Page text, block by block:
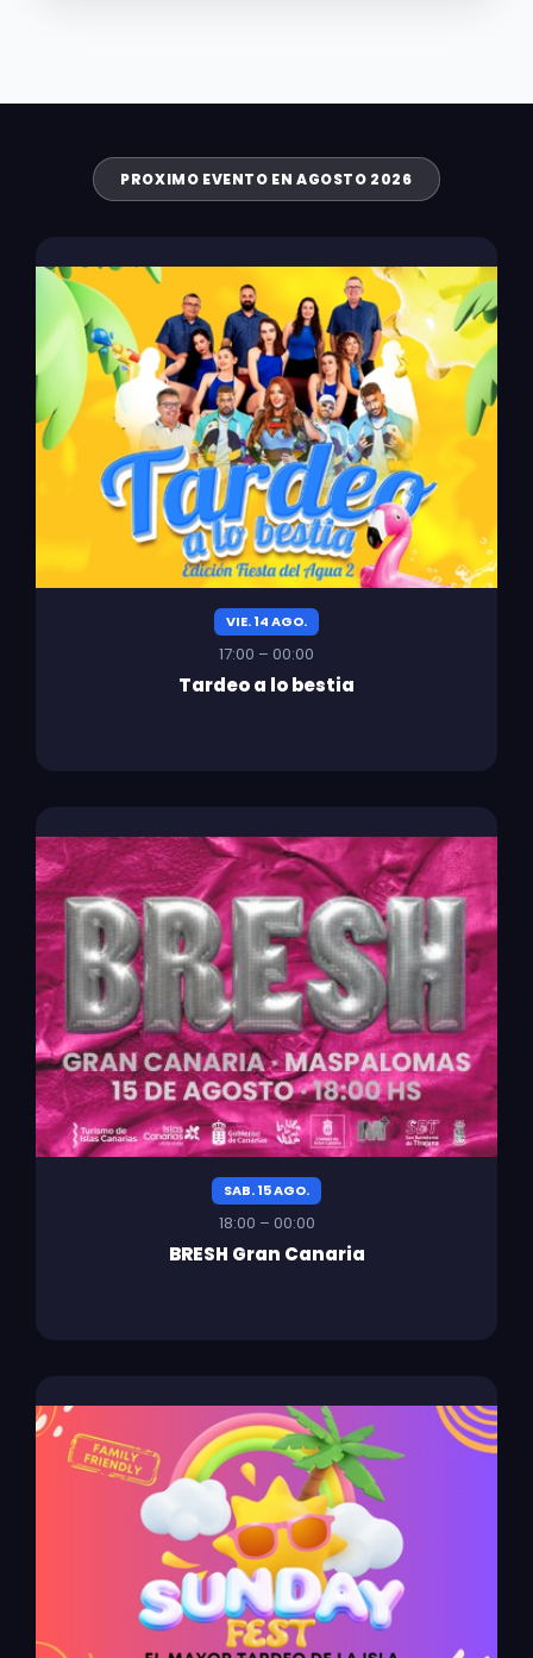
PROXIMO EVENTO EN AGOSTO 2026
VIE. 14 AGO.
17:00 – 00:00
Tardeo a lo bestia
SAB. 15 AGO.
18:00 – 00:00
BRESH Gran Canaria